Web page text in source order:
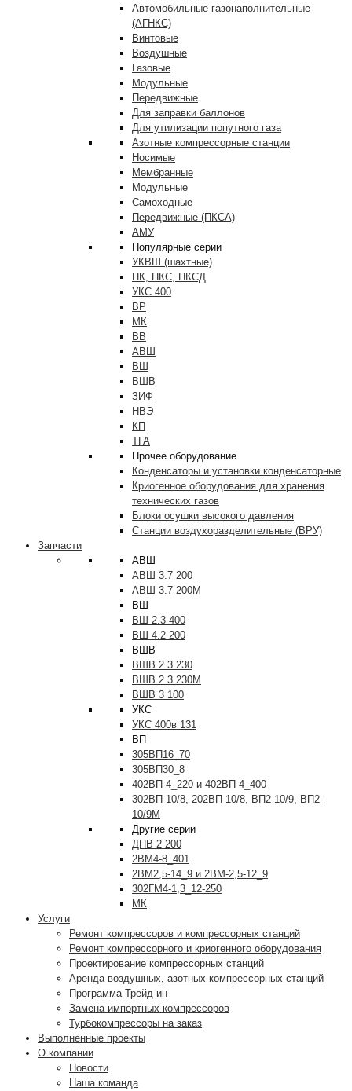
Автомобильные газонаполнительные
(АГНКС)
Винтовые
Воздушные
Газовые
Модульные
Передвижные
Для заправки баллонов
Для утилизации попутного газа
Азотные компрессорные станции
Носимые
Мембранные
Модульные
Самоходные
Передвижные (ПКСА)
АМУ
Популярные серии
УКВШ (шахтные)
ПК, ПКС, ПКСД
УКС 400
ВР
МК
ВВ
АВШ
ВШ
ВШВ
ЗИФ
НВЭ
КП
ТГА
Прочее оборудование
Конденсаторы и установки конденсаторные
Криогенное оборудования для хранения
технических газов
Блоки осушки высокого давления
Станции воздухоразделительные (ВРУ)
Запчасти
АВШ
АВШ 3.7 200
АВШ 3.7 200М
ВШ
ВШ 2.3 400
ВШ 4.2 200
ВШВ
ВШВ 2.3 230
ВШВ 2.3 230М
ВШВ 3 100
УКС
УКС 400в 131
ВП
305ВП16_70
305ВП30_8
402ВП-4_220 и 402ВП-4_400
302ВП-10/8, 202ВП-10/8, ВП2-10/9, ВП2-
10/9М
Другие серии
ДПВ 2 200
2ВМ4-8_401
2ВМ2,5-14_9 и 2ВМ-2,5-12_9
302ГМ4-1,3_12-250
МК
Услуги
Ремонт компрессоров и компрессорных станций
Ремонт компрессорного и криогенного оборудования
Проектирование компрессорных станций
Аренда воздушных, азотных компрессорных станций
Программа Трейд-ин
Замена импортных компрессоров
Турбокомпрессоры на заказ
Выполненные проекты
О компании
Новости
Наша команда